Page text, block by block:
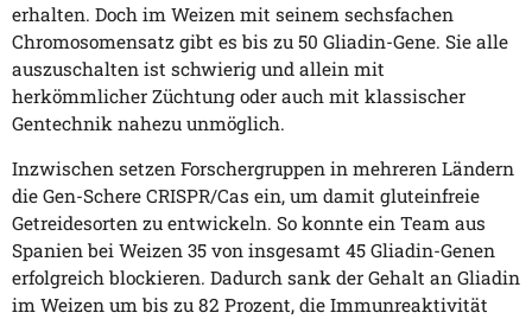
erhalten. Doch im Weizen mit seinem sechsfachen
Chromosomensatz gibt es bis zu 50 Gliadin-Gene. Sie alle
auszuschalten ist schwierig und allein mit
herkömmlicher Züchtung oder auch mit klassischer
Gentechnik nahezu unmöglich.
Inzwischen setzen Forschergruppen in mehreren Ländern
die Gen-Schere CRISPR/Cas ein, um damit gluteinfreie
Getreidesorten zu entwickeln. So konnte ein Team aus
Spanien bei Weizen 35 von insgesamt 45 Gliadin-Genen
erfolgreich blockieren. Dadurch sank der Gehalt an Gliadin
im Weizen um bis zu 82 Prozent, die Immunreaktivität